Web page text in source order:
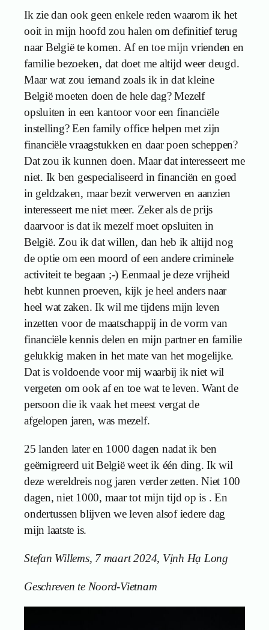
Ik zie dan ook geen enkele reden waarom ik het
ooit in mijn hoofd zou halen om definitief terug
naar België te komen. Af en toe mijn vrienden en
familie bezoeken, dat doet me altijd weer deugd.
Maar wat zou iemand zoals ik in dat kleine
België moeten doen de hele dag? Mezelf
opsluiten in een kantoor voor een financiële
instelling? Een family office helpen met zijn
financiële vraagstukken en daar poen scheppen?
Dat zou ik kunnen doen. Maar dat interesseert me
niet. Ik ben gespecialiseerd in financiën en goed
in geldzaken, maar bezit verwerven en aanzien
interesseert me niet meer. Zeker als de prijs
daarvoor is dat ik mezelf moet opsluiten in
België. Zou ik dat willen, dan heb ik altijd nog
de optie om een moord of een andere criminele
activiteit te begaan ;-) Eenmaal je deze vrijheid
hebt kunnen proeven, kijk je heel anders naar
heel wat zaken. Ik wil me tijdens mijn leven
inzetten voor de maatschappij in de vorm van
financiële kennis delen en mijn partner en familie
gelukkig maken in het mate van het mogelijke.
Dat is voldoende voor mij waarbij ik niet wil
vergeten om ook af en toe wat te leven. Want de
persoon die ik vaak het meest vergat de
afgelopen jaren, was mezelf.
25 landen later en 1000 dagen nadat ik ben
geëmigreerd uit België weet ik één ding. Ik wil
deze wereldreis nog jaren verder zetten. Niet 100
dagen, niet 1000, maar tot mijn tijd op is . En
ondertussen blijven we leven alsof iedere dag
mijn laatste is.
Stefan Willems, 7 maart 2024, Vịnh Hạ Long
Geschreven te Noord-Vietnam